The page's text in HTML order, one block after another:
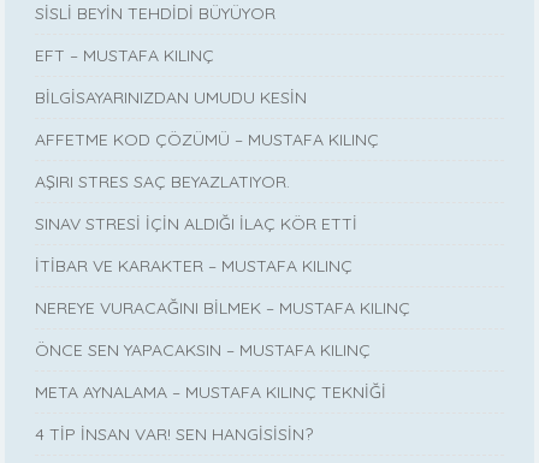
SİSLİ BEYİN TEHDİDİ BÜYÜYOR
EFT – MUSTAFA KILINÇ
BİLGİSAYARINIZDAN UMUDU KESİN
AFFETME KOD ÇÖZÜMÜ – MUSTAFA KILINÇ
AŞIRI STRES SAÇ BEYAZLATIYOR.
SINAV STRESİ İÇİN ALDIĞI İLAÇ KÖR ETTİ
İTİBAR VE KARAKTER – MUSTAFA KILINÇ
NEREYE VURACAĞINI BİLMEK – MUSTAFA KILINÇ
ÖNCE SEN YAPACAKSIN – MUSTAFA KILINÇ
META AYNALAMA – MUSTAFA KILINÇ TEKNİĞİ
4 TİP İNSAN VAR! SEN HANGİSİSİN?